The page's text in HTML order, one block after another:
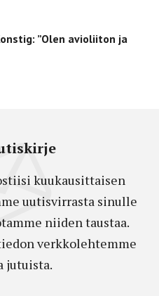
”Olen avioliiton ja
kuukausittaisen
uutisvirrasta sinulle
niiden taustaa.
verkkolehtemme
jutuista.